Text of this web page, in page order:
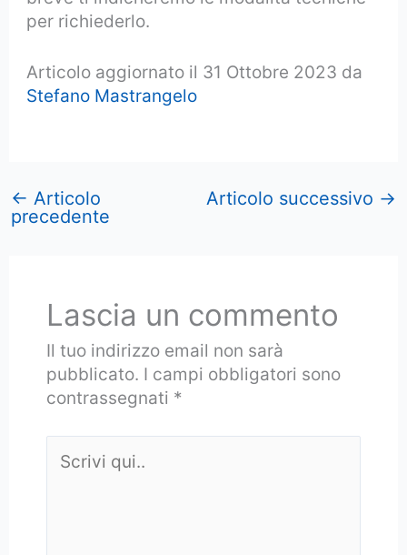
per richiederlo.
Articolo aggiornato il 31 Ottobre 2023 da
Stefano Mastrangelo
← Articolo
precedente
Articolo successivo →
Lascia un commento
Il tuo indirizzo email non sarà
pubblicato. I campi obbligatori sono
contrassegnati *
qui..